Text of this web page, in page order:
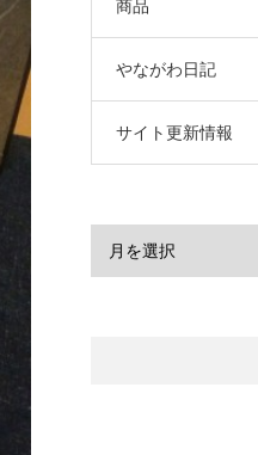
商品
やながわ日記
サイト更新情報